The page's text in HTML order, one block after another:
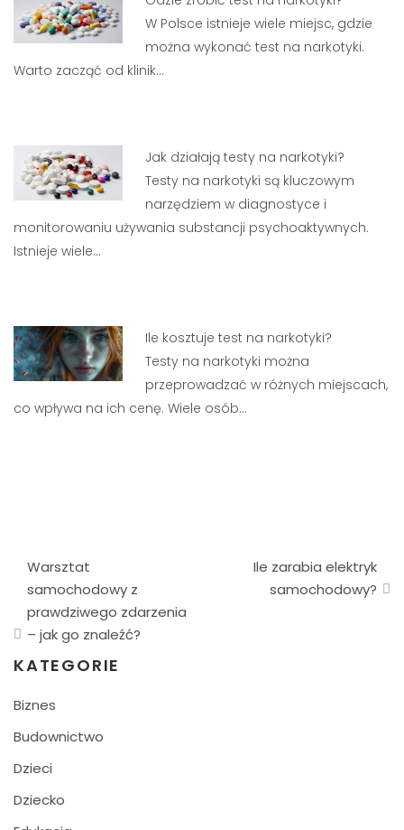
W Polsce istnieje wiele miejsc, gdzie
można wykonać test na narkotyki.
Warto zacząć od klinik…
Jak działają testy na narkotyki?
Testy na narkotyki są kluczowym
narzędziem w diagnostyce i
monitorowaniu używania substancji psychoaktywnych.
Istnieje wiele…
Ile kosztuje test na narkotyki?
Testy na narkotyki można
przeprowadzać w różnych miejscach,
co wpływa na ich cenę. Wiele osób…
wpisu
Warsztat
samochodowy z
prawdziwego zdarzenia
– jak go znaleźć?
Ile zarabia elektryk
samochodowy?
KATEGORIE
Biznes
Budownictwo
Dzieci
Dziecko